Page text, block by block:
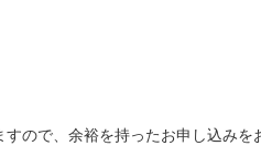
ので、余裕を持ったお申し込みを